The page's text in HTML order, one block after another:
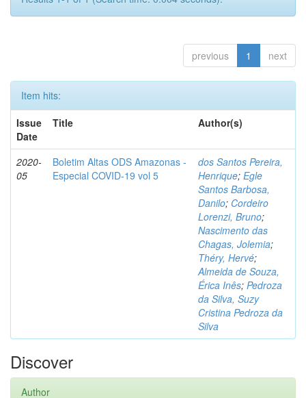
previous 1 next
Item hits:
Issue
Date
Title Author(s)
2020-
05
Boletim Altas ODS Amazonas -
Especial COVID-19 vol 5
dos Santos Pereira,
Henrique; Egle
Santos Barbosa,
Danilo; Cordeiro
Lorenzi, Bruno;
Nascimento das
Chagas, Jolemia;
Théry, Hervé;
Almeida de Souza,
Érica Inês; Pedroza
da Silva, Suzy
Cristina Pedroza da
Silva
Discover
Author